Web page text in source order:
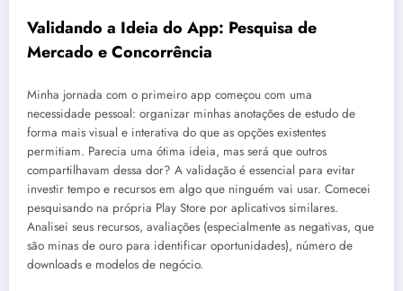
Validando a Ideia do App: Pesquisa de
Mercado e Concorrência
Minha jornada com o primeiro app começou com uma
necessidade pessoal: organizar minhas anotações de estudo de
forma mais visual e interativa do que as opções existentes
permitiam. Parecia uma ótima ideia, mas será que outros
compartilhavam dessa dor? A validação é essencial para evitar
investir tempo e recursos em algo que ninguém vai usar. Comecei
pesquisando na própria Play Store por aplicativos similares.
Analisei seus recursos, avaliações (especialmente as negativas, que
são minas de ouro para identificar oportunidades), número de
downloads e modelos de negócio.